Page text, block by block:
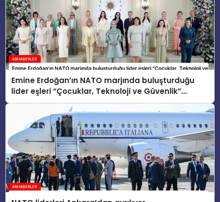
Emine Erdoğan’ın NATO marjında buluşturduğu
lider eşleri “Çocuklar, Teknoloji ve Güvenlik”
konusunu ele aldı